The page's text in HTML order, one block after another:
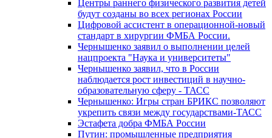
Центры раннего физического развития детей
будут созданы во всех регионах России
Цифровой ассистент в операционной-новый
стандарт в хирургии ФМБА России.
Чернышенко заявил о выполнении целей
нацпроекта "Наука и университеты"
Чернышенко заявил, что в России
наблюдается рост инвестиций в научно-
образовательную сферу - ТАСС
Чернышенко: Игры стран БРИКС позволяют
укрепить связи между государствами-ТАСС
Эстафета добра ФМБА России
Путин: промышленные предприятия